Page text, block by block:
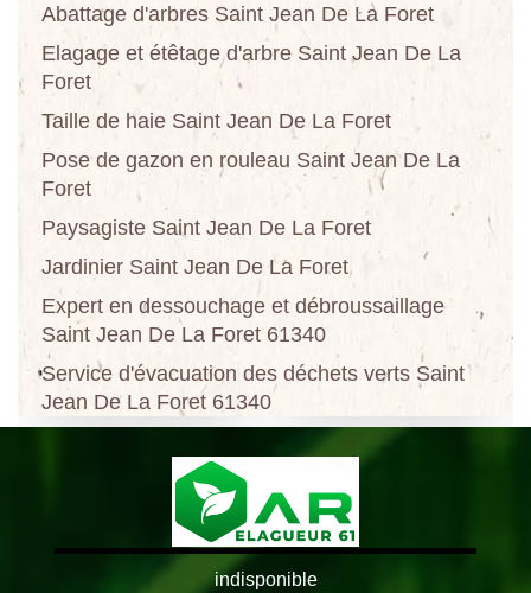
Abattage d'arbres Saint Jean De La Foret
Elagage et étêtage d'arbre Saint Jean De La
Foret
Taille de haie Saint Jean De La Foret
Pose de gazon en rouleau Saint Jean De La
Foret
Paysagiste Saint Jean De La Foret
Jardinier Saint Jean De La Foret
Expert en dessouchage et débroussaillage
Saint Jean De La Foret 61340
Service d'évacuation des déchets verts Saint
Jean De La Foret 61340
indisponible